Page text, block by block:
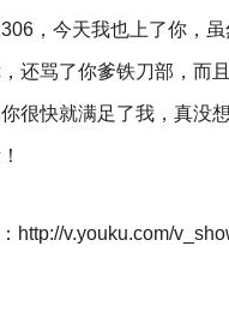
，今天我也上了你，
还骂了你爹铁刀部，而
很快就满足了我，真没
http://v.youku.com/